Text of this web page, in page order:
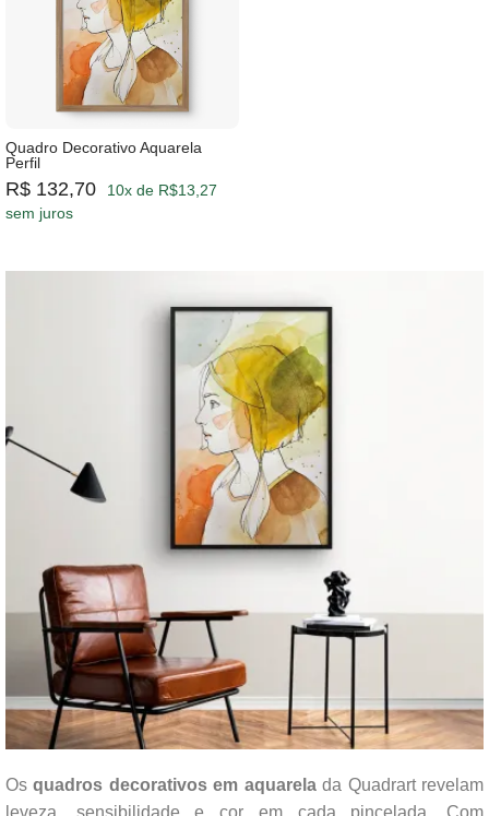
Quadro Decorativo Aquarela
Perfil
R$ 132,70
10x de R$13,27
sem juros
Osquadros decorativos em aquarelada Quadrart revelam
leveza, sensibilidade e cor em cada pincelada. Com